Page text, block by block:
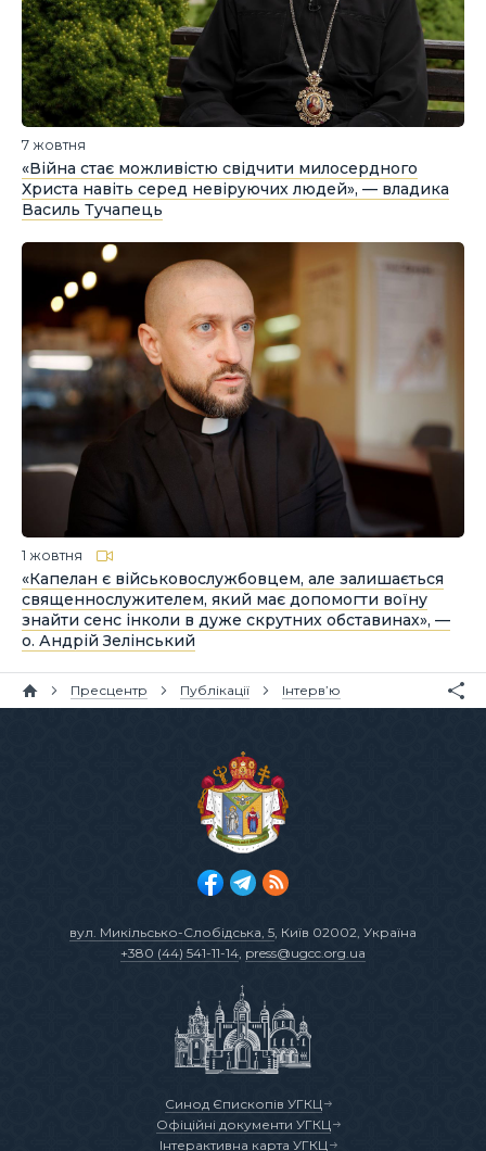
7 жовтня
«Війна стає можливістю свідчити милосердного
Христа навіть серед невіруючих людей», — владика
Василь Тучапець
1 жовтня
«Капелан є військовослужбовцем, але залишається
священнослужителем, який має допомогти воїну
знайти сенс інколи в дуже скрутних обставинах», —
о. Андрій Зелінський
Пресцентр Публікації Інтерв’ю
вул. Микільсько-Слобідська, 5, Київ 02002, Україна
+380 (44) 541-11-14, press@ugcc.org.ua
Синод Єпископів УГКЦ
Офіційні документи УГКЦ
Інтерактивна карта УГКЦ